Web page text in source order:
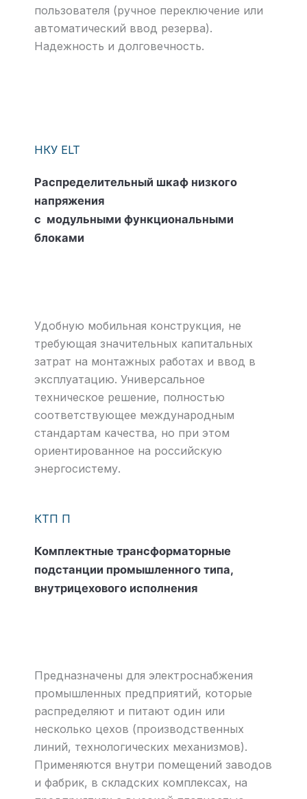
пользователя (ручное переключение или
автоматический ввод резерва).
Надежность и долговечность.
НКУ ELT
Распределительный шкаф низкого
напряжения
с модульными функциональными
блоками
Удобную мобильная конструкция, не
требующая значительных капитальных
затрат на монтажных работах и ввод в
эксплуатацию. Универсальное
техническое решение, полностью
соответствующее международным
стандартам качества, но при этом
ориентированное на российскую
энергосистему.
КТП П
Комплектные трансформаторные
подстанции промышленного типа,
внутрицехового исполнения
Предназначены для электроснабжения
промышленных предприятий, которые
распределяют и питают один или
несколько цехов (производственных
линий, технологических механизмов).
Применяются внутри помещений заводов
и фабрик, в складских комплексах, на